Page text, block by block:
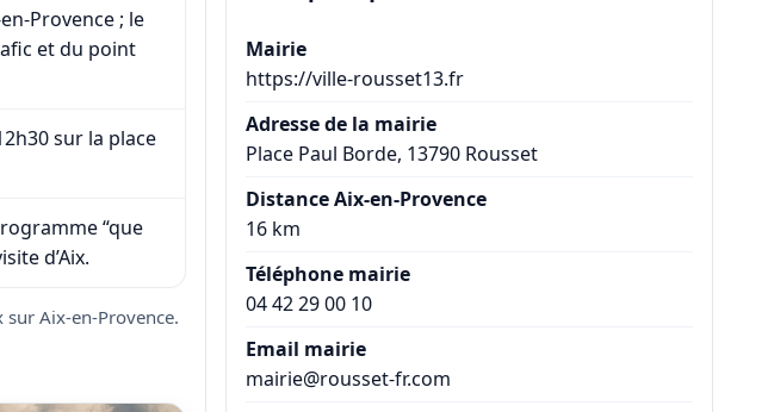
Provence ; le
et du point
sur la place
“que
d’Aix.
Aix-en-Provence.
Mairie
https://ville-rousset13.fr
Adresse de la mairie
Place Paul Borde, 13790 Rousset
Distance Aix-en-Provence
16 km
Téléphone mairie
04 42 29 00 10
Email mairie
mairie@rousset-fr.com